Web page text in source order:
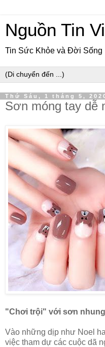
Nguồn Tin
Tin Sức Khỏe và Đời Sống
Thứ Sáu, 1 tháng 5,
Sơn móng tay dễ
"Chơi trội" với sơn
Vào những dịp như Noel
việc tham dự các cuộc dã